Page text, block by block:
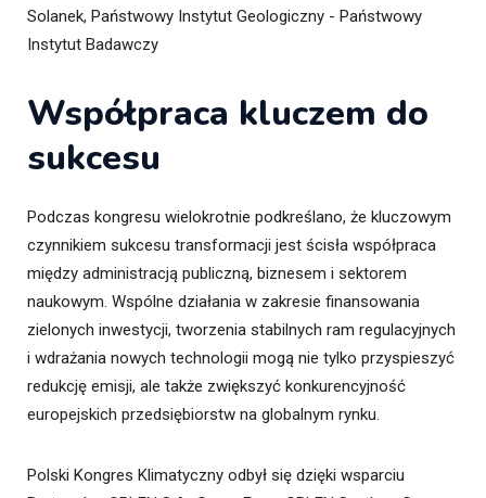
Solanek, Państwowy Instytut Geologiczny - Państwowy
Instytut Badawczy
Współpraca kluczem do
sukcesu
Podczas kongresu wielokrotnie podkreślano, że kluczowym
czynnikiem sukcesu transformacji jest ścisła współpraca
między administracją publiczną, biznesem i sektorem
naukowym. Wspólne działania w zakresie finansowania
zielonych inwestycji, tworzenia stabilnych ram regulacyjnych
i wdrażania nowych technologii mogą nie tylko przyspieszyć
redukcję emisji, ale także zwiększyć konkurencyjność
europejskich przedsiębiorstw na globalnym rynku.
Polski Kongres Klimatyczny odbył się dzięki wsparciu